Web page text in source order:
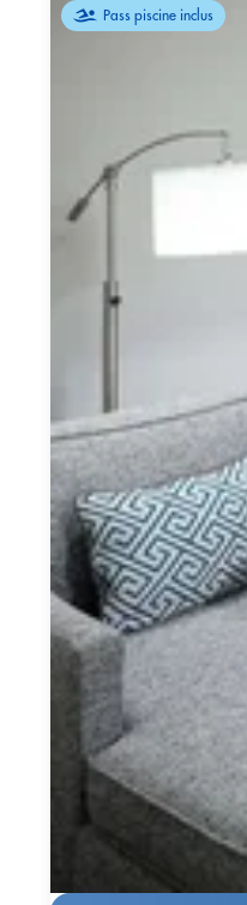
Pass piscine inclus